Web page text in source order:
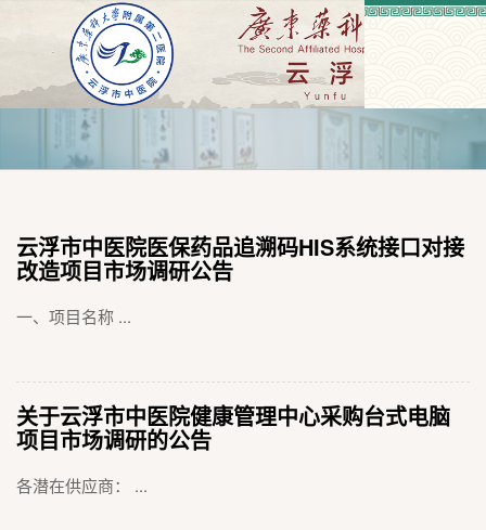
云浮市中医院医保药品追溯码HIS系统接口对接
改造项目市场调研公告
一、项目名称 ...
关于云浮市中医院健康管理中心采购台式电脑
项目市场调研的公告
各潜在供应商： ...